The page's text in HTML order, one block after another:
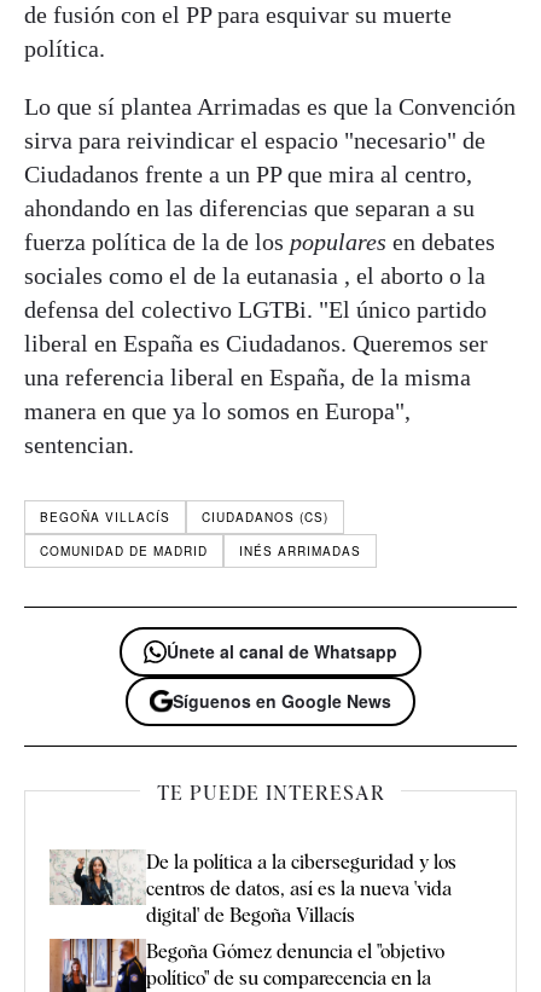
de fusión con el PP para esquivar su muerte
política.
Lo que sí plantea Arrimadas es que la Convención
sirva para reivindicar el espacio "necesario" de
Ciudadanos frente a un PP que mira al centro,
ahondando en las diferencias que separan a su
fuerza política de la de los populares en debates
sociales como el de la eutanasia , el aborto o la
defensa del colectivo LGTBi. "El único partido
liberal en España es Ciudadanos. Queremos ser
una referencia liberal en España, de la misma
manera en que ya lo somos en Europa",
sentencian.
BEGOÑA VILLACÍS
CIUDADANOS (CS)
COMUNIDAD DE MADRID
INÉS ARRIMADAS
Únete al canal de Whatsapp
Síguenos en Google News
TE PUEDE INTERESAR
De la política a la ciberseguridad y los
centros de datos, así es la nueva 'vida
digital' de Begoña Villacís
Begoña Gómez denuncia el "objetivo
político" de su comparecencia en la